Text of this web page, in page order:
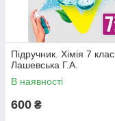
Підручник. Хімія 7 клас.
Лашевська Г.А.
В наявності
600 ₴